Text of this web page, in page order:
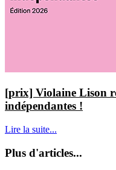
[prix] Violaine Lison
indépendantes !
Lire la suite...
Plus d'articles...